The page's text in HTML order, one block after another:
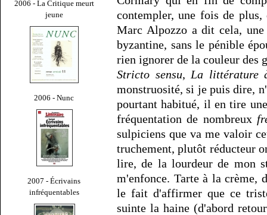
2006 - La Critique meurt
jeune
2006 - Nunc
2007 - Écrivains
infréquentables
contempler, une fois de
Marc Alpozzo a dit cela,
byzantine, sans le pénible
rien ignorer de la couleur des
Stricto sensu, La littérature
monstruosité, si je puis dire,
pourtant habitué, il en tire
fréquentation de nombreux
sulpiciens que va me valoir
truchement, plutôt réducteur
lire, de la lourdeur de mon
m'enfonce. Tarte à la crème,
le fait d'affirmer que ce
suinte la haine (d'abord